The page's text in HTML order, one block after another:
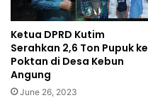
Ketua DPRD Kutim
Serahkan 2,6 Ton Pupuk ke
Poktan di Desa Kebun
Angung
June 26, 2023